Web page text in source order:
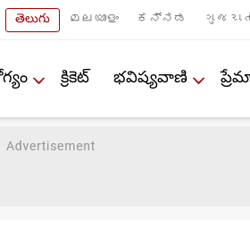
తెలుగు മലയാളം ಕನ್ನಡ
క్రికెట్ భవిష్యవాణి